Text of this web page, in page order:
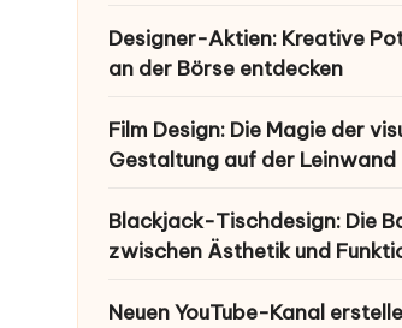
Designer-Aktien: Kreative
an der Börse entdecken
Film Design: Die Magie der
Gestaltung auf der Leinwand
Blackjack-Tischdesign: Die
zwischen Ästhetik und
Neuen YouTube-Kanal